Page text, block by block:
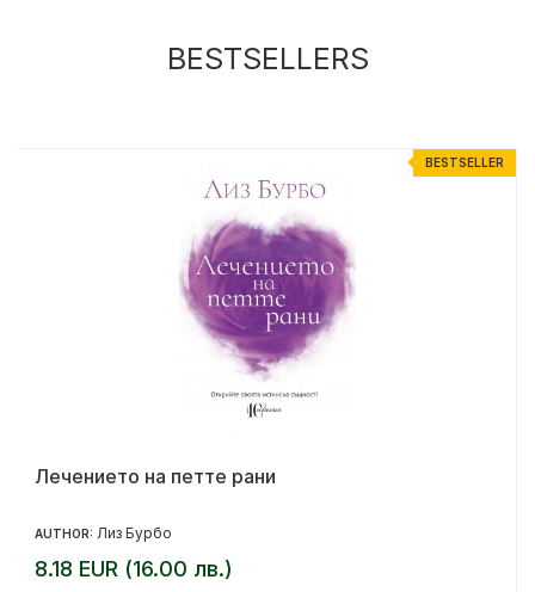
BESTSELLERS
BESTSELLER
Лечението на петте рани
AUTHOR: Лиз Бурбо
8.18 EUR (16.00 лв.)